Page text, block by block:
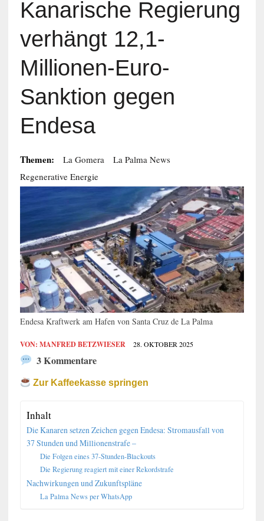
Kanarische Regierung
verhängt 12,1-
Millionen-Euro-
Sanktion gegen
Endesa
Themen: La Gomera
La Palma News
Regenerative Energie
Endesa Kraftwerk am Hafen von Santa Cruz de La Palma
VON: MANFRED BETZWIESER 28. OKTOBER 2025
3 Kommentare
Zur Kaffeekasse springen
Inhalt
Die Kanaren setzen Zeichen gegen Endesa: Stromausfall von
37 Stunden und Millionenstrafe –
Die Folgen eines 37-Stunden-Blackouts
Die Regierung reagiert mit einer Rekordstrafe
Nachwirkungen und Zukunftspläne
La Palma News per WhatsApp